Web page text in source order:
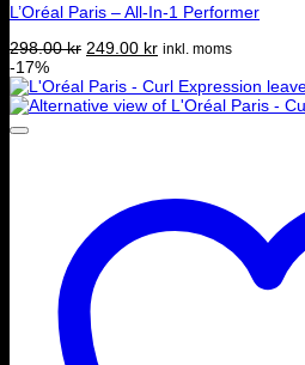
L’Oréal Paris – All-In-1 Performer
298.00kr Det
priset
var:
249.00 krDet
priset
är:
inkl. moms
-17%